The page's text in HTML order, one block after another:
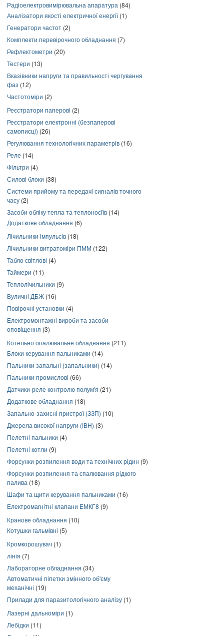
Радіоелектровимірювальна апаратура (84)
Аналізатори якості електричної енергії(1)
Генератори частот (2)
Комплекти перевірочного обладнання (7)
Рефлектометри (20)
Тестери (13)
Вказівники напруги та правильності чергування
фаз (12)
Частотоміри (2)
Реєстратори паперові (2)
Реєстратори електронні (безпаперові
самописці) (26)
Регулювання технологічних параметрів (16)
Реле (14)
Фільтри (4)
Силові блоки (38)
Системи прийому та передачі сигналів точного
часу (2)
Засоби обліку тепла та теплоносіїв (14)
Додаткове обладнання (6)
Лічильники імпульсів (18)
Лічильники витратоміри ПММ (122)
Табло світлові (4)
Таймери (11)
Теплолічильники (9)
Вуличні ДБЖ (16)
Повірочні установки (4)
Електромонтажні вироби та засоби
оповіщення (3)
Котельно опалювальне обладнання (211)
Блоки керування пальниками (14)
Пальники запальні (запальники) (14)
Пальники промислові (66)
Датчики-реле контролю полум'я (21)
Додаткове обладнання (18)
Запально-захисні пристрої (ЗЗП) (10)
Джерела високої напруги (ІВН) (3)
Пелетні пальники (4)
Пелетні котли (9)
Форсунки розпилення води та технічних рідин (9)
Форсунки розпилення та спалювання рідкого
палива (18)
Шафи та щити керування пальниками (16)
Електромагнітні клапани ЕМКГ8 (9)
Кранове обладнання (10)
Котушки гальмівні (5)
Кромкорошувач (1)
лінія (7)
Лабораторне обладнання (34)
Автоматичні піпетки змінного об'єму
механічні (19)
Прилади для паразитологічного аналізу (1)
Лазерні дальноміри (1)
Лебідки (11)